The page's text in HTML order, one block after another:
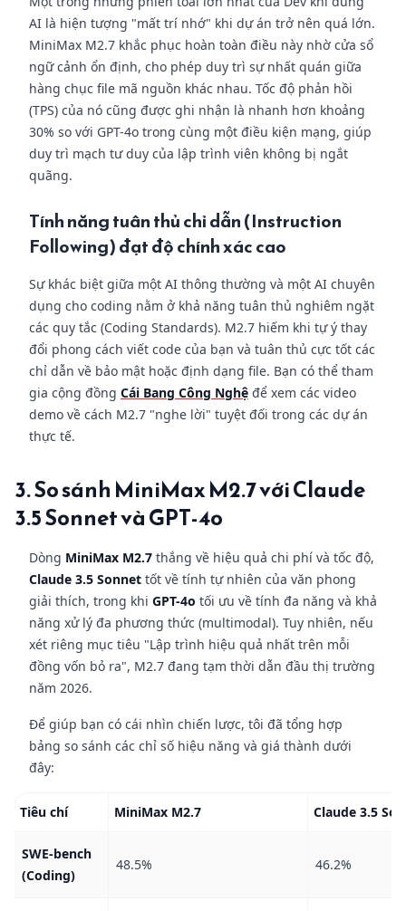
AI là hiện tượng "mất trí nhớ" khi dự án trở nên quá lớn.
MiniMax M2.7 khắc phục hoàn toàn điều này nhờ cửa sổ
ngữ cảnh ổn định, cho phép duy trì sự nhất quán giữa
hàng chục file mã nguồn khác nhau. Tốc độ phản hồi
(TPS) của nó cũng được ghi nhận là nhanh hơn khoảng
30% so với GPT-4o trong cùng một điều kiện mạng, giúp
duy trì mạch tư duy của lập trình viên không bị ngắt
quãng.
Tính năng tuân thủ chỉ dẫn (Instruction
Following) đạt độ chính xác cao
Sự khác biệt giữa một AI thông thường và một AI chuyên
dụng cho coding nằm ở khả năng tuân thủ nghiêm ngặt
các quy tắc (Coding Standards). M2.7 hiếm khi tự ý thay
đổi phong cách viết code của bạn và tuân thủ cực tốt các
chỉ dẫn về bảo mật hoặc định dạng file. Bạn có thể tham
gia cộng đồng Cái Bang Công Nghệ để xem các video
demo về cách M2.7 "nghe lời" tuyệt đối trong các dự án
thực tế.
3. So sánh MiniMax M2.7 với Claude
3.5 Sonnet và GPT-4o
Dòng MiniMax M2.7 thắng về hiệu quả chi phí và tốc độ,
Claude 3.5 Sonnet tốt về tính tự nhiên của văn phong
giải thích, trong khi GPT-4o tối ưu về tính đa năng và khả
năng xử lý đa phương thức (multimodal). Tuy nhiên, nếu
xét riêng mục tiêu "Lập trình hiệu quả nhất trên mỗi
đồng vốn bỏ ra", M2.7 đang tạm thời dẫn đầu thị trường
năm 2026.
Để giúp bạn có cái nhìn chiến lược, tôi đã tổng hợp
bảng so sánh các chỉ số hiệu năng và giá thành dưới
đây:
Tiêu chí MiniMax M2.7 Claude 3.5
SWE-bench
(Coding)
48.5% 46.2%